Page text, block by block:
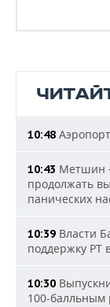
10:48
10:43 Метшин
продолжать
панических
10:39 Власти
поддержку РТ
10:30
100-балльным